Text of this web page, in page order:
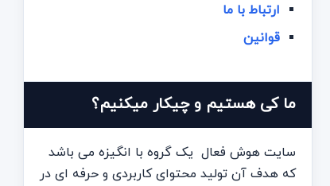
ارتباط با ما
قوانین
ما کی هستیم و چیکار میکنیم؟
سایت هوش فعال یک گروه با انگیزه می باشد
که هدف آن تولید محتوای کاربردی و حرفه ای در